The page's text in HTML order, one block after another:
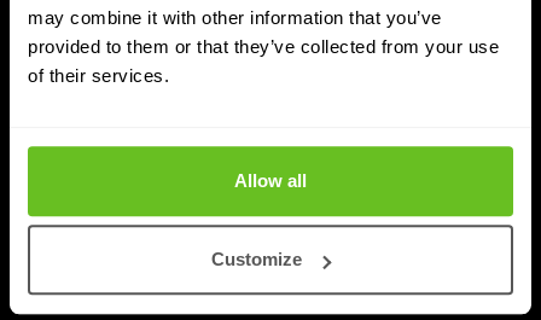
may combine it with other information that you’ve
provided to them or that they’ve collected from your use
of their services.
Allow all
Customize
Ripensare il SOC nel panorama delle
minacce di oggi